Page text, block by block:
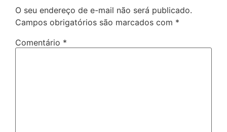
O seu endereço de e-mail não será publicado.
Campos obrigatórios são marcados com *
Comentário *